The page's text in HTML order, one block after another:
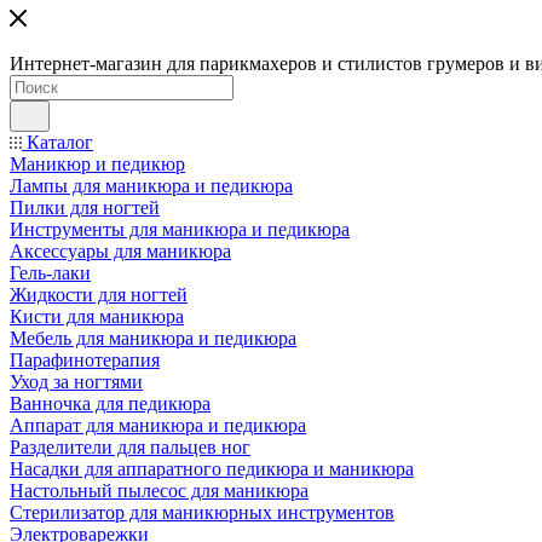
Интернет-магазин для парикмахеров и стилистов грумеров и
Каталог
Маникюр и педикюр
Лампы для маникюра и педикюра
Пилки для ногтей
Инструменты для маникюра и педикюра
Аксессуары для маникюра
Гель-лаки
Жидкости для ногтей
Кисти для маникюра
Мебель для маникюра и педикюра
Парафинотерапия
Уход за ногтями
Ванночка для педикюра
Аппарат для маникюра и педикюра
Разделители для пальцев ног
Насадки для аппаратного педикюра и маникюра
Настольный пылесос для маникюра
Стерилизатор для маникюрных инструментов
Электроварежки